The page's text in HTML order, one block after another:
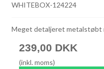
WHITEBOX-124224
Meget detaljeret metalstøbt
239,00 DKK
(inkl. moms)